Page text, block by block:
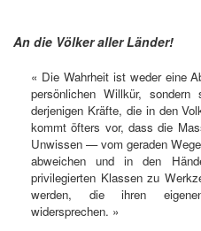
An die Völker aller Länder!
« Die Wahrheit ist weder eine
persönlichen Willkür,
derjenigen Kräfte, die in den
kommt öfters vor, dass die
Unwissen — vom geraden
abweichen und in den
privilegierten Klassen zu
werden, die ihren
widersprechen. »